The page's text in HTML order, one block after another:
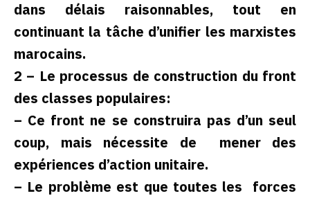
dans délais raisonnables, tout en
continuant la tâche d’unifier les marxistes
marocains.
2 – Le processus de construction du front
des classes populaires:
– Ce front ne se construira pas d’un seul
coup, mais nécessite de mener des
expériences d’action unitaire.
– Le problème est que toutes les forces